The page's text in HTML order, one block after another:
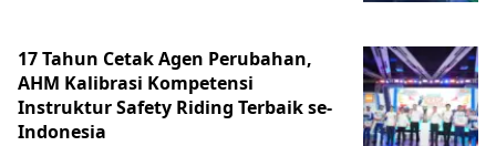
17 Tahun Cetak Agen Perubahan,
AHM Kalibrasi Kompetensi
Instruktur Safety Riding Terbaik se-
Indonesia